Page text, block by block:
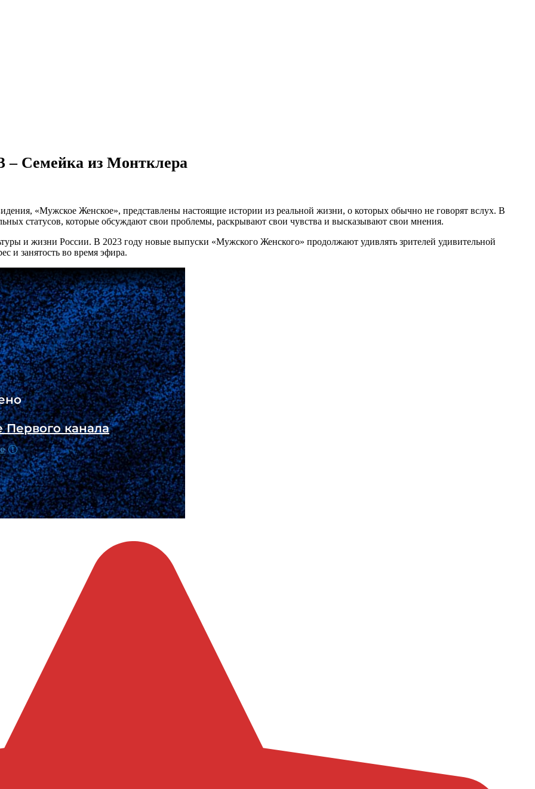
– Семейка из Монтклера
«Мужское Женское», представлены настоящие истории из реальной жизни, о которых обычно не говорят вслух. В
статусов, которые обсуждают свои проблемы, раскрывают свои чувства и высказывают свои мнения.
и жизни России. В 2023 году новые выпуски «Мужского Женского» продолжают удивлять зрителей удивительной
и занятость во время эфира.